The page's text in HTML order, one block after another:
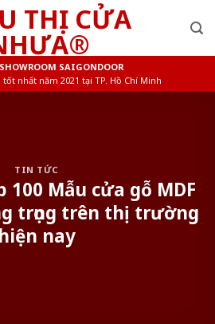
SAIGONDOOR
nhất năm 2021 tại TP. Hồ Chí Minh
TIN TỨC
100 Mẫu cửa gỗ MDF
trọng trên thị trường
hiện nay